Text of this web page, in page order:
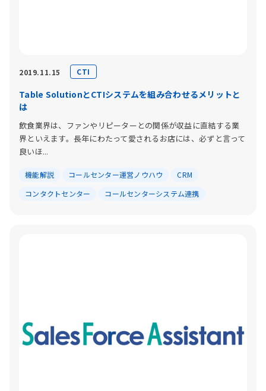
2019.11.15 CTI
Table SolutionとCTIシステムを組み合わせるメリットと
は
飲食業界は、ファンやリピーターとの関係が収益に直結する業
界といえます。長年にわたって愛されるお店には、必ずと言って
良いほ...
機能解説 コールセンター運営ノウハウ
CRM
コンタクトセンター
コールセンターシステム連携